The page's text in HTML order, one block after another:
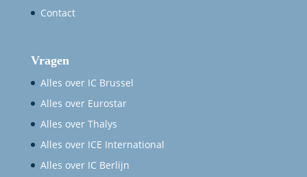
Contact
Vragen
Alles over IC Brussel
Alles over Eurostar
Alles over Thalys
Alles over ICE International
Alles over IC Berlijn